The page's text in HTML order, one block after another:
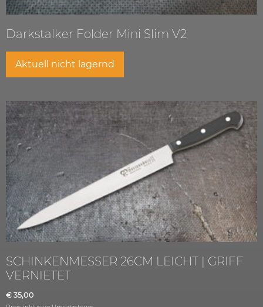
Darkstalker Folder Mini Slim V2
Aktuell nicht lagernd
SCHINKENMESSER 26CM LEICHT | GRIFF
VERNIETET
€ 35,00